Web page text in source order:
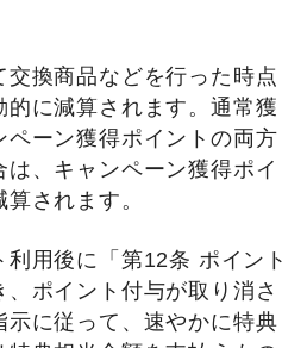
換商品などを行った時点
的に減算されます。通常獲
ペーン獲得ポイントの両方
は、キャンペーン獲得ポイ
されます。
用後に「第12条 ポイント
ポイント付与が取り消さ
示に従って、速やかに特典